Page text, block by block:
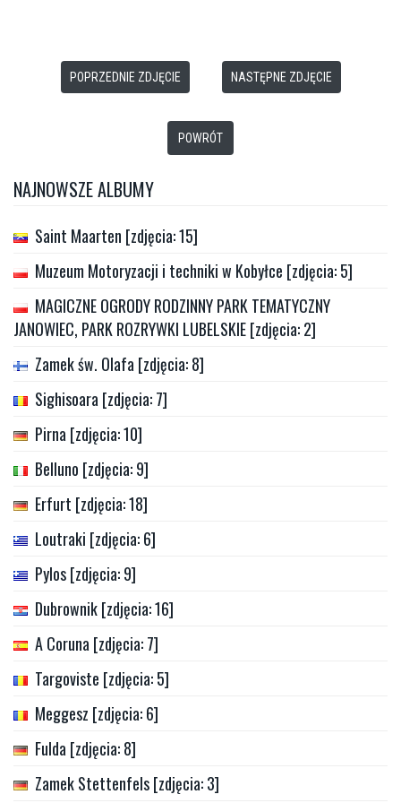
POPRZEDNIE ZDJĘCIE NASTĘPNE ZDJĘCIE
POWRÓT
NAJNOWSZE ALBUMY
Saint Maarten [zdjęcia: 15]
Muzeum Motoryzacji i techniki w Kobyłce [zdjęcia: 5]
MAGICZNE OGRODY RODZINNY PARK TEMATYCZNY
JANOWIEC, PARK ROZRYWKI LUBELSKIE [zdjęcia: 2]
Zamek św. Olafa [zdjęcia: 8]
Sighisoara [zdjęcia: 7]
Pirna [zdjęcia: 10]
Belluno [zdjęcia: 9]
Erfurt [zdjęcia: 18]
Loutraki [zdjęcia: 6]
Pylos [zdjęcia: 9]
Dubrownik [zdjęcia: 16]
A Coruna [zdjęcia: 7]
Targoviste [zdjęcia: 5]
Meggesz [zdjęcia: 6]
Fulda [zdjęcia: 8]
Zamek Stettenfels [zdjęcia: 3]